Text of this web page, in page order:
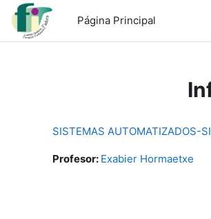
Salta al contenido principal
Página Principal
SISTEMAS AUTOMATIZADOS-
Profesor: Exabier Hormaetxe